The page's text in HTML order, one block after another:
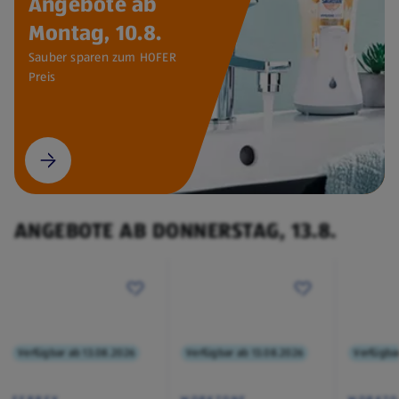
Montag, 10.8.
Sauber sparen zum HOFER
Preis
ANGEBOTE AB DONNERSTAG, 13.8.
Verfügbar ab 13.08.2026 Verfügbar ab 13.08.2026